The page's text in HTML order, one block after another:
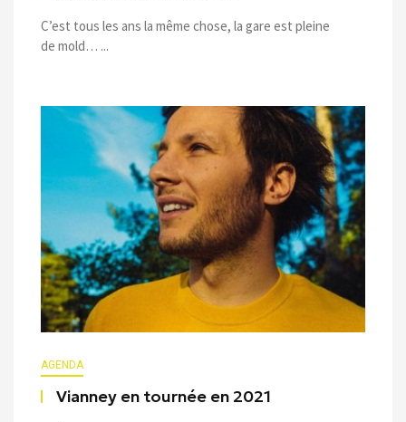
C’est tous les ans la même chose, la gare est pleine
de mold… ...
AGENDA
Vianney en tournée en 2021